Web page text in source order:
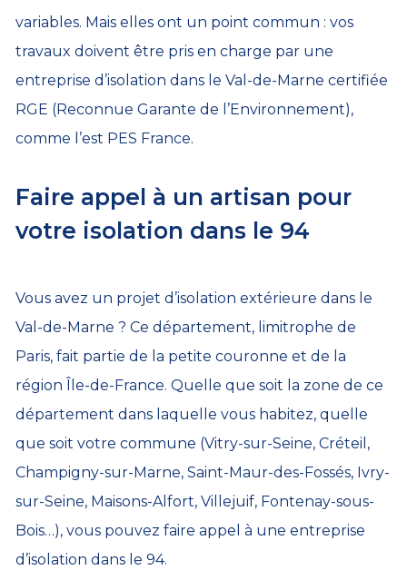
variables. Mais elles ont un point commun : vos
travaux doivent être pris en charge par une
entreprise d’isolation dans le Val-de-Marne certifiée
RGE (Reconnue Garante de l’Environnement),
comme l’est PES France.
Faire appel à un artisan pour
votre isolation dans le 94
Vous avez un projet d’isolation extérieure dans le
Val-de-Marne ? Ce département, limitrophe de
Paris, fait partie de la petite couronne et de la
région Île-de-France. Quelle que soit la zone de ce
département dans laquelle vous habitez, quelle
que soit votre commune (Vitry-sur-Seine, Créteil,
Champigny-sur-Marne, Saint-Maur-des-Fossés, Ivry-
sur-Seine, Maisons-Alfort, Villejuif, Fontenay-sous-
Bois…), vous pouvez faire appel à une entreprise
d’isolation dans le 94.